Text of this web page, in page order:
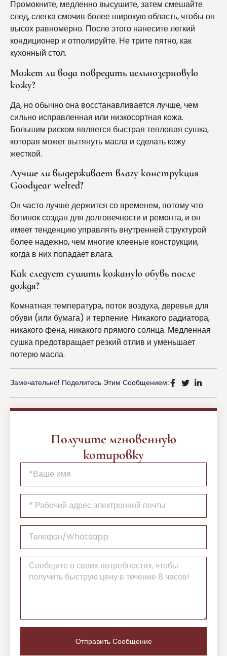
Промокните, медленно высушите, затем смешайте
след, слегка смочив более широкую область, чтобы он
высох равномерно. После этого нанесите легкий
кондиционер и отполируйте. Не трите пятно, как
кухонный стол.
Может ли вода повредить цельнозерновую
кожу?
Да, но обычно она восстанавливается лучше, чем
сильно исправленная или низкосортная кожа.
Большим риском является быстрая тепловая сушка,
которая может вытянуть масла и сделать кожу
жесткой.
Лучше ли выдерживает влагу конструкция
Goodyear welted?
Он часто лучше держится со временем, потому что
ботинок создан для долговечности и ремонта, и он
имеет тенденцию управлять внутренней структурой
более надежно, чем многие клееные конструкции,
когда в них попадает влага.
Как следует сушить кожаную обувь после
дождя?
Комнатная температура, поток воздуха, деревья для
обуви (или бумага) и терпение. Никакого радиатора,
никакого фена, никакого прямого солнца. Медленная
сушка предотвращает резкий отлив и уменьшает
потерю масла.
Замечательно! Поделитесь Этим Сообщением:
Получите мгновенную
котировку
Отправить Сообщение